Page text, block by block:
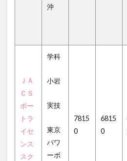
沖
ＪＡ
ＣＳ
ボー
トラ
イセ
ンス
スク
学科
小岩
実技
東京
パワ
ーボ
7815
0
6815
0